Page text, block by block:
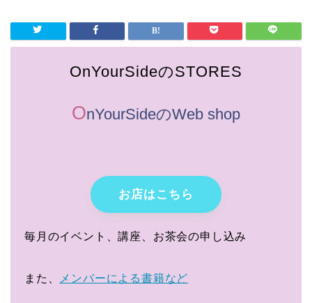
OnYourSideのSTORES
OnYourSideのWeb shop
お店はこちら
毎月のイベント、講座、お茶会の申し込み
また、 メンバーによる書籍など